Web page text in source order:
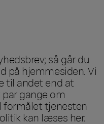
så går du
på hjemmesiden. Vi
til andet end at
gange om
formålet tjenesten
kan læses her.